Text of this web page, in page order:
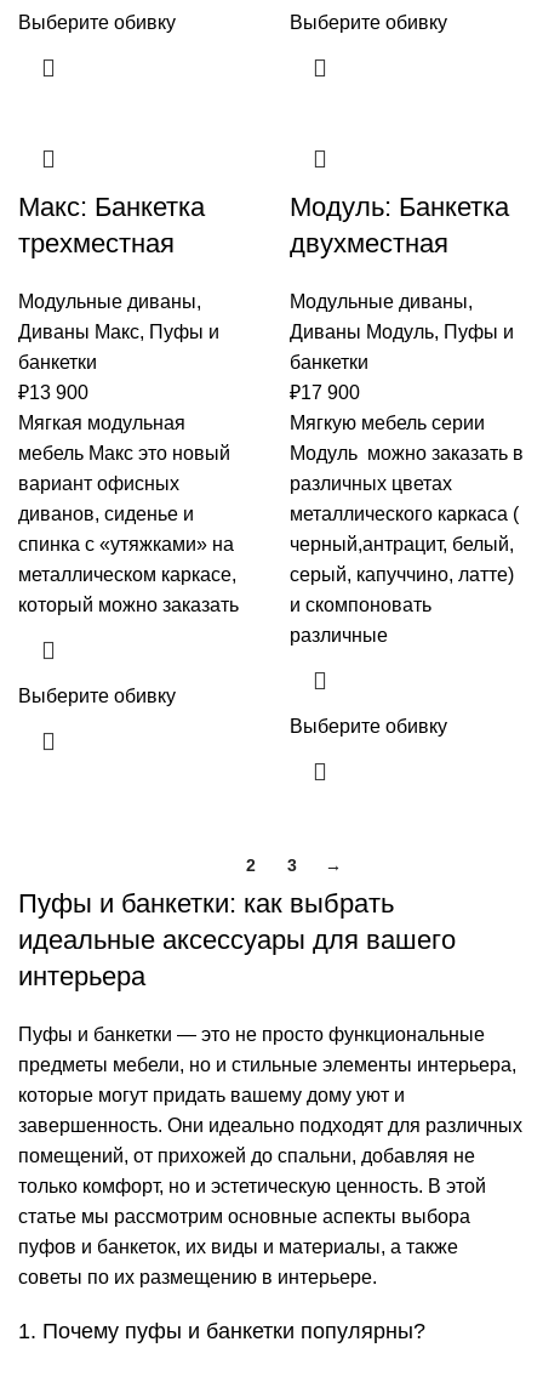
Выберите обивку Выберите обивку
Макс: Банкетка
трехместная
Модульные диваны,
Диваны Макс, Пуфы и
банкетки
₽13 900
Мягкая модульная
мебель Макс это новый
вариант офисных
диванов, сиденье и
спинка с «утяжками» на
металлическом каркасе,
который можно заказать
Выберите обивку
Модуль: Банкетка
двухместная
Модульные диваны,
Диваны Модуль, Пуфы и
банкетки
₽17 900
Мягкую мебель серии
Модуль можно заказать в
различных цветах
металлического каркаса (
черный,антрацит, белый,
серый, капуччино, латте)
и скомпоновать
различные
Выберите обивку
2 3 →
Пуфы и банкетки: как выбрать
идеальные аксессуары для вашего
интерьера
Пуфы и банкетки — это не просто функциональные
предметы мебели, но и стильные элементы интерьера,
которые могут придать вашему дому уют и
завершенность. Они идеально подходят для различных
помещений, от прихожей до спальни, добавляя не
только комфорт, но и эстетическую ценность. В этой
статье мы рассмотрим основные аспекты выбора
пуфов и банкеток, их виды и материалы, а также
советы по их размещению в интерьере.
1. Почему пуфы и банкетки популярны?